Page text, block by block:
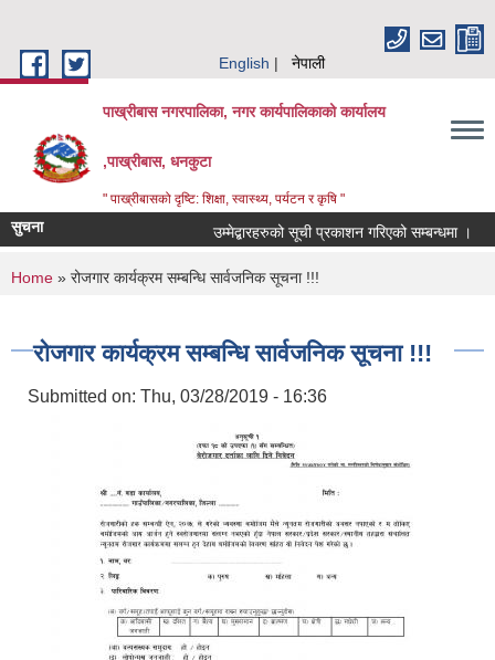
English नेपाली
पाख्रीबास नगरपालिका, नगर कार्यपालिकाको कार्यालय
,पाख्रीबास, धनकुटा
" पाख्रीबासको दृष्टि: शिक्षा, स्वास्थ्य, पर्यटन र कृषि "
सुचना उम्मेद्बारहरुको सूची प्रकाशन गरिएको सम्बन्धमा ।
You are here
Home » रोजगार कार्यक्रम सम्बन्धि सार्वजनिक सूचना !!!
रोजगार कार्यक्रम सम्बन्धि सार्वजनिक सूचना !!!
Submitted on: Thu, 03/28/2019 - 16:36